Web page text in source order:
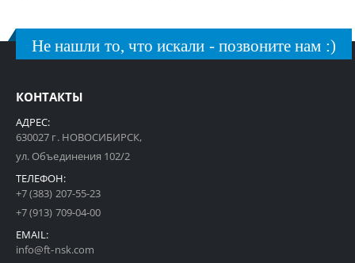
Не нашли то, что искали - позвоните нам :)
КОНТАКТЫ
АДРЕС:
630027 г. НОВОСИБИРСК,
ул. Объединения 102/2
ТЕЛЕФОН:
+7 (383) 207-55-23
+7 (913) 709-04-00
EMAIL:
info@ft-nsk.com